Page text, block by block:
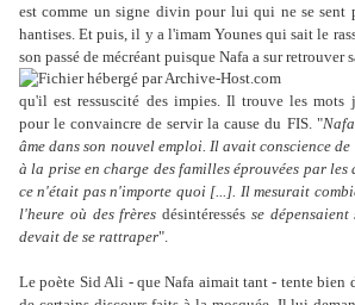
est comme un signe divin pour lui qui ne se sent
hantises. Et puis, il y a l'imam Younes qui sait le
son passé de mécréant puisque Nafa a sur retrouver
qu'il est ressuscité des impies. Il trouve les mots
pour le convaincre de servir la cause du FIS. "
âme dans son nouvel emploi. Il avait conscience
à la prise en charge des familles éprouvées par les
ce n'était pas n'importe quoi [...]. Il mesurait
l'heure où des frères désintéressés se
devait de se rattraper".
Le poète Sid Ali - que Nafa aimait tant - tente bien